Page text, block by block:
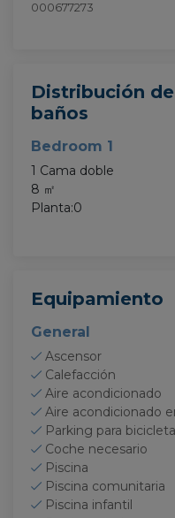
000677273
Distribución
baños
Bedroom 1
1 Cama doble
8 ㎡
Planta:0
Equipamiento
General
Ascensor
Calefacción
Aire acondicionado
Aire acondicionado
Parking para
Coche necesario
Piscina
Piscina comunitaria
Piscina infantil